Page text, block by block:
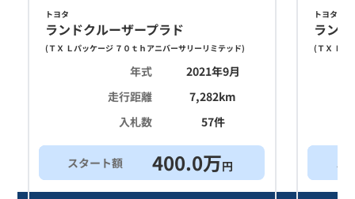
トヨタ
ランドクルーザープラド
(ＴＸ Ｌパッケージ ７０ｔｈアニバーサリーリミテッド)
年式
2021年9月
走行距離
7,282km
入札数
57件
スタート額 400.0万円
トヨタ
ラン
(ＴＸ Ｌパ
ス